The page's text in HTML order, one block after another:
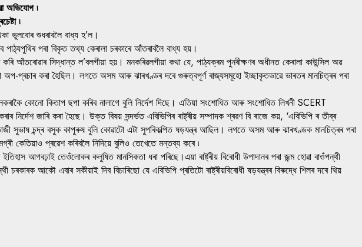
অভিযোগ ৷
৷
ভুলবোৰ শুধৰাবলৈ বাধ্য হ’ল।
পাঠ্যপুথিৰ পৰা বিকৃত তথ্য কেৰালা চৰকাৰে আঁতৰাবলৈ বাধ্য হয়।
আঁতৰোৱাৰ সিদ্ধান্ত ল’বলগীয়া হয়। মনকৰিৱলগীয়া কথা যে, পাঠ্যক্ৰম পুনৰীক্ষণৰ অধীনত কেৰালা কাউন্সিল অৱ
অপ-প্ৰচাৰ কৰা হৈছিল। লগতে অসম আৰু ঝাৰখণ্ডৰ দৰে গুৰুত্বপূৰ্ণ ৰাজ্যসমূহো ইচ্ছাকৃতভাৱে ভাৰতৰ মানচিত্ৰৰ পৰা
কোনো কিতাপ ছপা কৰিব নালাগে বুলি নিৰ্দেশ দিছে। এতিয়া সংশোধিত আৰু সংশোধিত লিখনী SCERT
জাৰি কৰা হৈছে। উক্ত বিষয় সন্দৰ্ভত এবিভিপিৰ ৰাষ্ট্ৰীয় সম্পাদক শ্ৰৱণ বি ৰাজে কয়, ‘এবিভিপি ৰ তীব্ৰ
সুভাষ চন্দ্ৰ বসুক কাপুৰুষ বুলি কোৱাটো এটা সুপৰিকল্পিত ষড়যন্ত্ৰ আছিল। লগতে অসম আৰু ঝাৰখণ্ডক মানচিত্ৰৰ পৰা
কেতিয়াও প্ৰৱেশ কৰিবলৈ নিদিয়ে বুলিও তেখেতে মন্তব্য কৰে ৷
আগবঢ়াই তেওঁলোকৰ কলুষিত মানসিকতা ধৰা পৰিছে।এয়া ৰাষ্ট্ৰীয় বিৰোধী উপাদানৰ পৰা জন্ম হোৱা বাওঁপন্থী
আকৌ এবাৰ সকীয়াই দিব বিচাৰিছো যে এবিভিপি প্ৰতিটো ৰাষ্ট্ৰীয়বিৰোধী ষড়যন্ত্ৰৰ বিৰুদ্ধে শিলৰ দৰে থিয়